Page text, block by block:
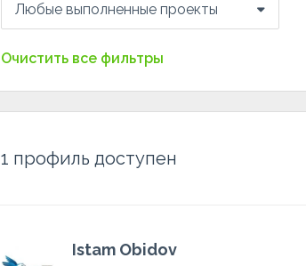
Любые выполненные проекты
Очистить все фильтры
1 профиль доступен
Istam Obidov